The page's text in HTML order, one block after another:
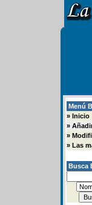
Menú
» Inicio
»
»
» Las
Busca